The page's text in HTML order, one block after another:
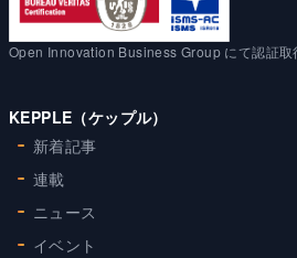
Open Innovation Business Group にて認証取
KEPPLE（ケップル）
新着記事
連載
ニュース
イベント